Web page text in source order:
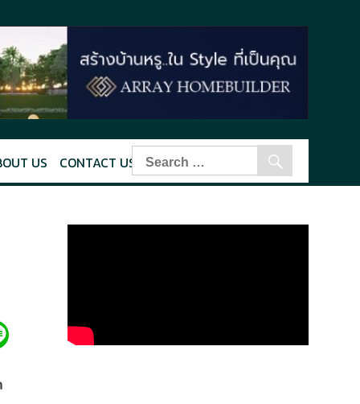
US CONTACT US